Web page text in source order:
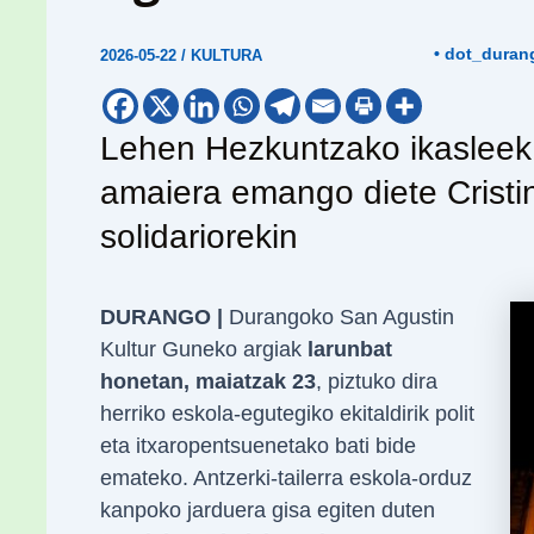
2026-05-22 / KULTURA •
Lehen Hezkuntzako
amaiera emango diete
solidariorekin
DURANGO |
Durangoko San Agustin
Kultur Guneko argiak larunbat
honetan, maiatzak 23, piztuko dira
herriko eskola-egutegiko ekitaldirik polit
eta itxaropentsuenetako bati bide
emateko. Antzerki-tailerra eskola-orduz
kanpoko jarduera gisa egiten duten